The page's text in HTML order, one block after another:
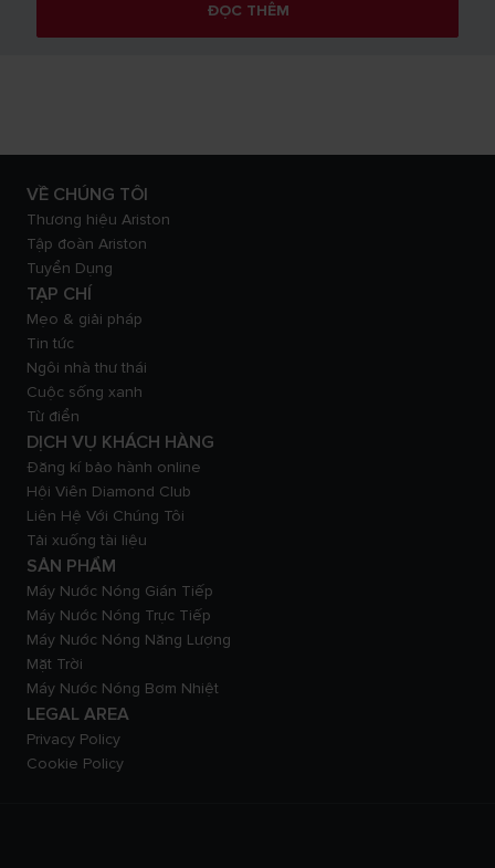
ĐỌC THÊM
VỀ CHÚNG TÔI
Thương hiệu Ariston
Tập đoàn Ariston
Tuyển Dụng
TẠP CHÍ
Mẹo & giải pháp
Tin tức
Ngôi nhà thư thái
Cuộc sống xanh
Từ điển
DỊCH VỤ KHÁCH HÀNG
Đăng kí bảo hành online
Hội Viên Diamond Club
Liên Hệ Với Chúng Tôi
Tải xuống tài liệu
SẢN PHẨM
Máy Nước Nóng Gián Tiếp
Máy Nước Nóng Trực Tiếp
Máy Nước Nóng Năng Lượng
Mặt Trời
Máy Nước Nóng Bơm Nhiệt
LEGAL AREA
Privacy Policy
Cookie Policy